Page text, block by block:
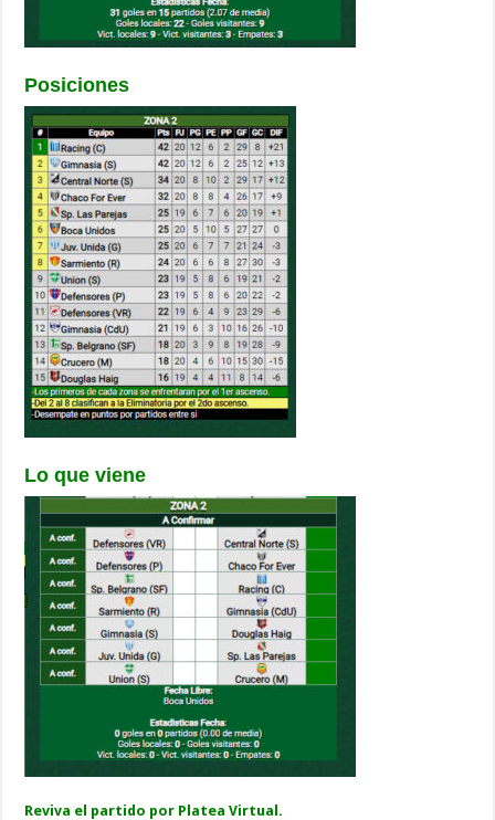
Posiciones
Lo que viene
Reviva el partido por Platea Virtual.